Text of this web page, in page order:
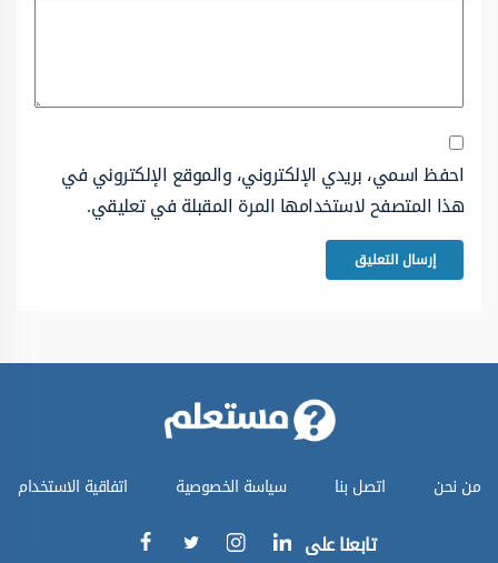
احفظ اسمي، بريدي الإلكتروني، والموقع الإلكتروني في
هذا المتصفح لاستخدامها المرة المقبلة في تعليقي.
من نحن اتصل بنا سياسة الخصوصية اتفاقية الاستخدام
تابعنا على